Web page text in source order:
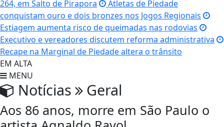
264, em Salto de Pirapora
Atletas de Piedade
conquistam ouro e dois bronzes nos Jogos Regionais
Estiagem aumenta risco de queimadas nas rodovias
Executivo e vereadores discutem reforma administrativa
Recape na Marginal de Piedade altera o trânsito
EM ALTA
MENU
Notícias Geral
Aos 86 anos, morre em São Paulo o